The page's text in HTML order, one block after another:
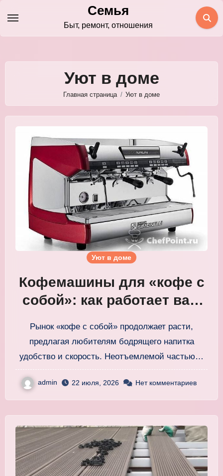
содержимому
Семья
Быт, ремонт, отношения
Уют в доме
Главная страница Уют в доме
Уют в доме
Кофемашины для «кофе с
собой»: как работает ваш
Рынок «кофе с собой» продолжает расти,
предлагая любителям бодрящего напитка
удобство и скорость. Неотъемлемой частью…
admin 22 июля, 2026 Нет комментариев